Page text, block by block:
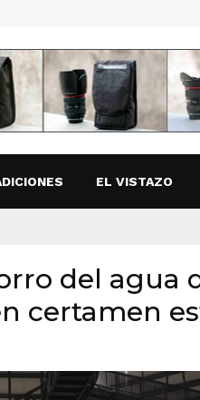
EL VISTAZO
del agua
certamen